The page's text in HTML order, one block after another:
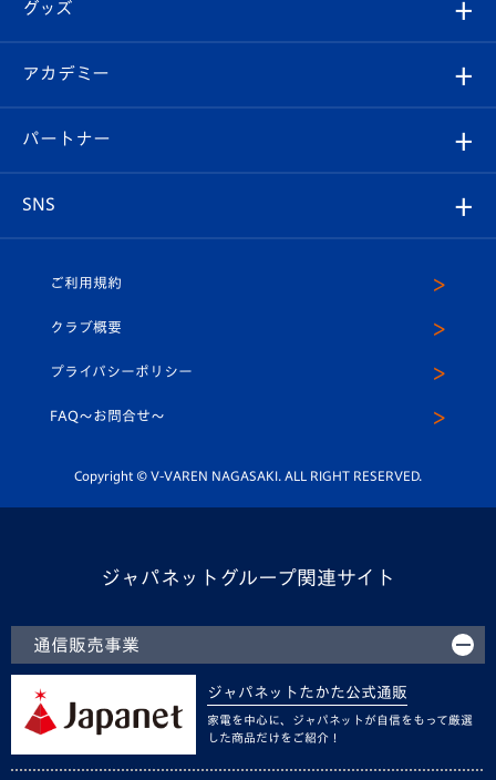
チケット
イベント
メディア
ホームタウン
スタッフプロフィール
マスコット紹介
平和祈念活動
ホームタウン活動
Revive Team
ヴィヴィくんの長崎おもてなしガイド
フォトギャラリー
スタジアムグルメ
V-LOVERS（ファンクラブ）
プレイヤーズスイート
グッズ
オンラインショップ
店舗情報
アカデミー
育成からのお知らせ
U-18
スクール
パートナー
SNS
ヴィヴィくんインスタグラム
公式LINE＠
ご利用規約
クラブ概要
プライバシーポリシー
FAQ〜お問合せ〜
Copyright © V-VAREN NAGASAKI. ALL RIGHT RESERVED.
ジャパネットグループ関連サイト
通信販売事業
ジャパネットたかた公式通販
家電を中心に、ジャパネットが自信をもって厳選
した商品だけをご紹介！